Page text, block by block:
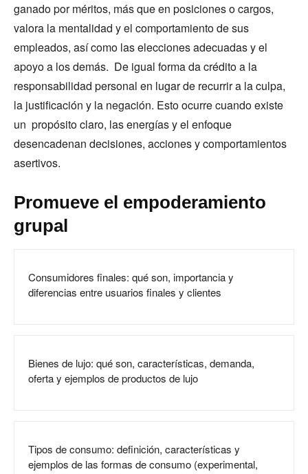
ganado por méritos, más que en posiciones o cargos,
valora la mentalidad y el comportamiento de sus
empleados, así como las elecciones adecuadas y el
apoyo a los demás. De igual forma da crédito a la
responsabilidad personal en lugar de recurrir a la culpa,
la justificación y la negación. Esto ocurre cuando existe
un propósito claro, las energías y el enfoque
desencadenan decisiones, acciones y comportamientos
asertivos.
Promueve el empoderamiento
grupal
Consumidores finales: qué son, importancia y
diferencias entre usuarios finales y clientes
Bienes de lujo: qué son, características, demanda,
oferta y ejemplos de productos de lujo
Tipos de consumo: definición, características y
ejemplos de las formas de consumo (experimental,